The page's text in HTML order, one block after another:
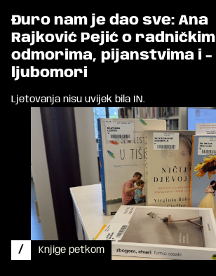
Đuro nam je dao sve: Ana
Rajković Pejić o radničkim
odmorima, pijanstvima i -
ljubomori
Ljetovanja nisu uvijek bila IN.
/ Knjige petkom